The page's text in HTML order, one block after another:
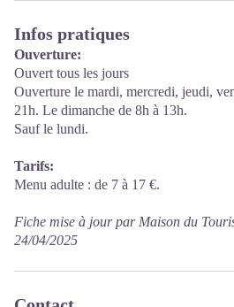
Infos pratiques
Ouverture:
Ouvert tous les jours
Ouverture le mardi, mercredi, jeudi,
21h. Le dimanche de 8h à 13h.
Sauf le lundi.
Tarifs:
Menu adulte : de 7 à 17 €.
Fiche mise à jour par Maison du
24/04/2025